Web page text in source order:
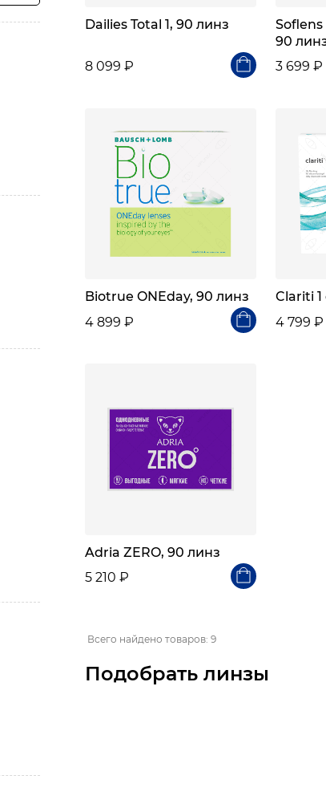
Dailies Total 1, 90 линз
8 099 ₽
Soflens
90
3 699 ₽
Biotrue ONEday, 90 линз
4 899 ₽
Clariti
4 799 ₽
Adria ZERO, 90 линз
5 210 ₽
Всего найдено товаров: 9
Подобрать линзы